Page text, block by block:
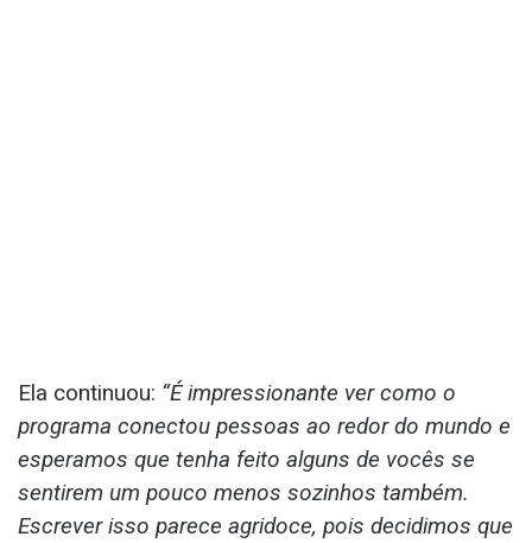
Ela continuou: “É impressionante ver como o
programa conectou pessoas ao redor do mundo e
esperamos que tenha feito alguns de vocês se
sentirem um pouco menos sozinhos também.
Escrever isso parece agridoce, pois decidimos que